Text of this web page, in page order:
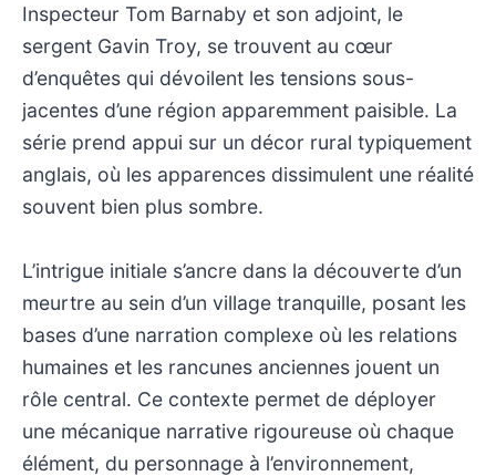
Inspecteur Tom Barnaby et son adjoint, le
sergent Gavin Troy, se trouvent au cœur
d’enquêtes qui dévoilent les tensions sous-
jacentes d’une région apparemment paisible. La
série prend appui sur un décor rural typiquement
anglais, où les apparences dissimulent une réalité
souvent bien plus sombre.
L’intrigue initiale s’ancre dans la découverte d’un
meurtre au sein d’un village tranquille, posant les
bases d’une narration complexe où les relations
humaines et les rancunes anciennes jouent un
rôle central. Ce contexte permet de déployer
une mécanique narrative rigoureuse où chaque
élément, du personnage à l’environnement,